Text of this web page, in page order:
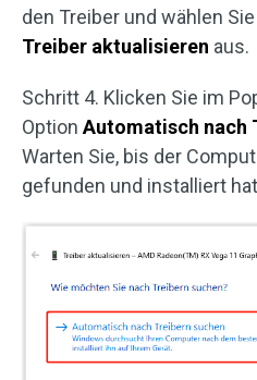
den Treiber und wählen
Treiber aktualisieren aus.
Schritt 4. Klicken Sie im
Option Automatisch nach
Warten Sie, bis der
gefunden und installiert